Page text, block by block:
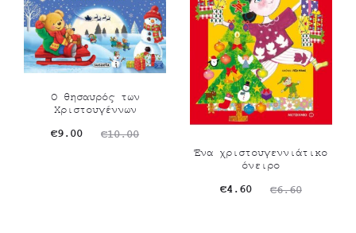
Ο θησαυρός των
Χριστουγέννων
€10.00
Original
€9.00
Η
Ένα χριστουγεννιάτικο
όνειρο
€6.60
Original
€4.60
Η